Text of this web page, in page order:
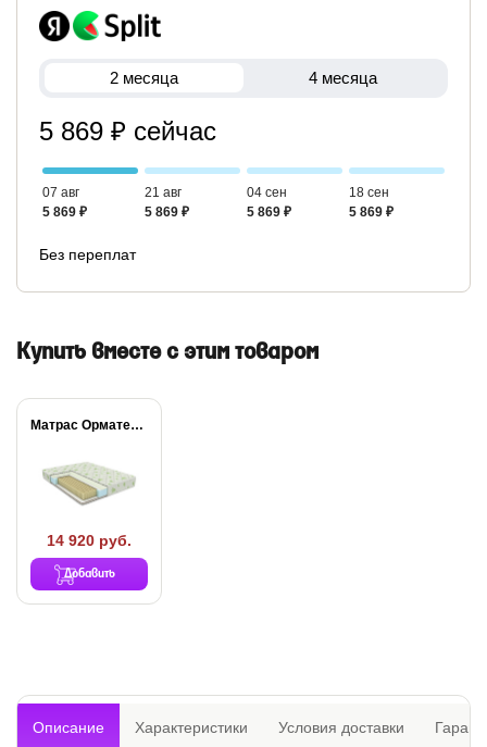
2 месяца 4 месяца
5 869 ₽ сейчас
07 авг
5 869 ₽
21 авг
5 869 ₽
04 сен
5 869 ₽
18 сен
5 869 ₽
Без переплат
Купить вместе с этим товаром
Матрас Орматек МИА...
14 920 руб.
Добавить
Описание Характеристики Условия доставки